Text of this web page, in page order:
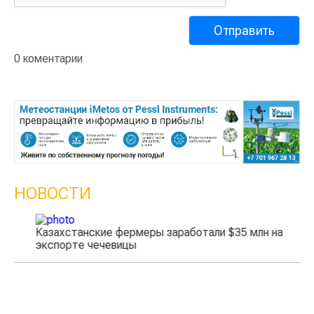
0 коментарии
НОВОСТИ
Казахстанские фермеры заработали $35 млн на
экспорте чечевицы